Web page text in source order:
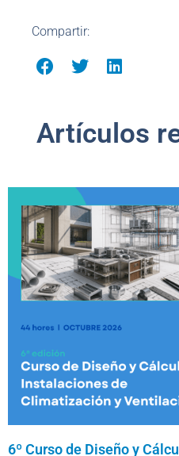
Compartir:
Artículos
6º Curso de Diseño y